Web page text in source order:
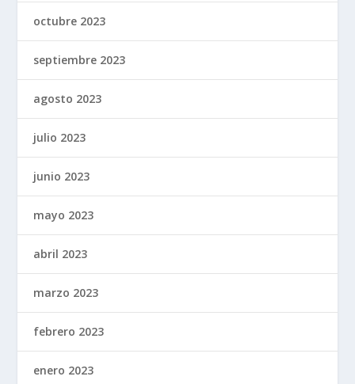
octubre 2023
septiembre 2023
agosto 2023
julio 2023
junio 2023
mayo 2023
abril 2023
marzo 2023
febrero 2023
enero 2023